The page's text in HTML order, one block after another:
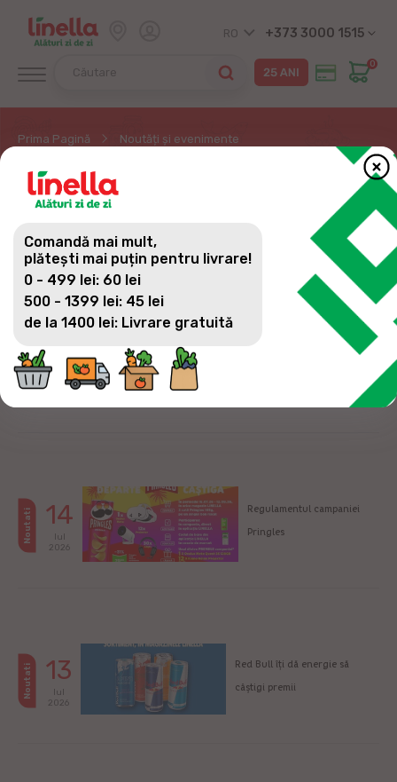
RO +373 3000 1515
0
Prima Pagină Noutăți și evenimente
NOUTĂȚI ȘI EVENIMENTE
Noutati 16
Dă mai departe Pringles și poți
Noutati 14
Iul
2026
Regulamentul campaniei
Pringles
Noutati 13
Iul
2026
Red Bull îți dă energie să
câștigi premii
Comandă mai mult,
plătești mai puțin pentru livrare!
0 - 499 lei: 60 lei
500 - 1399 lei: 45 lei
de la 1400 lei: Livrare gratuită